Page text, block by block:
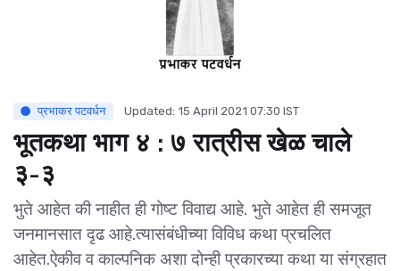
प्रभाकर पटवर्धन Updated: 15 April 2021 07:30 IST
भूतकथा भाग ४ : ७ रात्रीस खेळ चाले
३-३
भुते आहेत की नाहीत ही गोष्ट विवाद्य आहे. भुते आहेत ही समजूत
जनमानसात दृढ आहे.त्यासंबंधीच्या विविध कथा प्रचलित
आहेत.ऐकीव व काल्पनिक अशा दोन्ही प्रकारच्या कथा या संग्रहात